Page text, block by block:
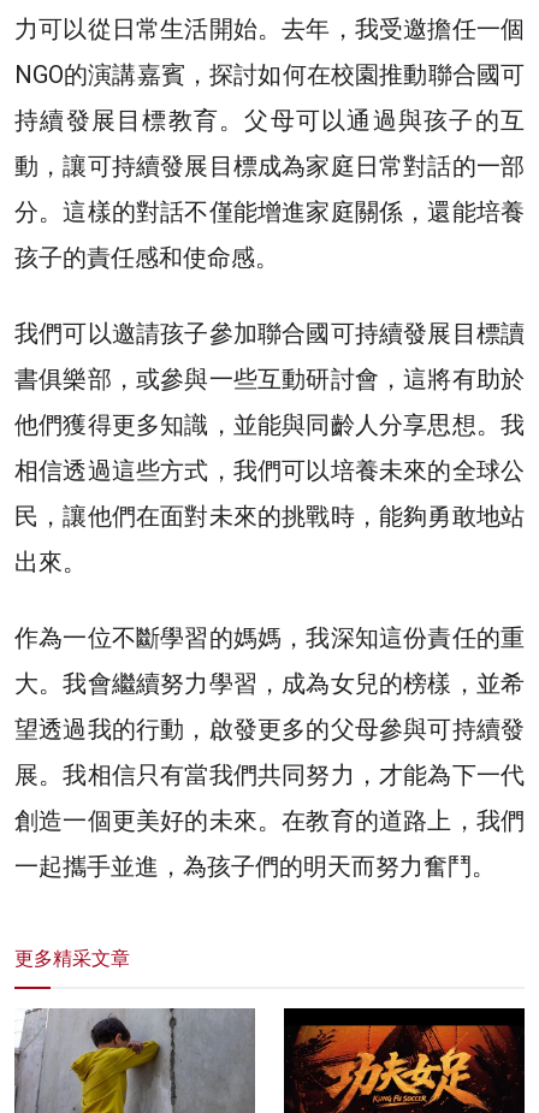
力可以從日常生活開始。去年，我受邀擔任一個
NGO的演講嘉賓，探討如何在校園推動聯合國可
持續發展目標教育。父母可以通過與孩子的互
動，讓可持續發展目標成為家庭日常對話的一部
分。這樣的對話不僅能增進家庭關係，還能培養
孩子的責任感和使命感。
我們可以邀請孩子參加聯合國可持續發展目標讀
書俱樂部，或參與一些互動研討會，這將有助於
他們獲得更多知識，並能與同齡人分享思想。我
相信透過這些方式，我們可以培養未來的全球公
民，讓他們在面對未來的挑戰時，能夠勇敢地站
出來。
作為一位不斷學習的媽媽，我深知這份責任的重
大。我會繼續努力學習，成為女兒的榜樣，並希
望透過我的行動，啟發更多的父母參與可持續發
展。我相信只有當我們共同努力，才能為下一代
創造一個更美好的未來。在教育的道路上，我們
一起攜手並進，為孩子們的明天而努力奮鬥。
更多精采文章